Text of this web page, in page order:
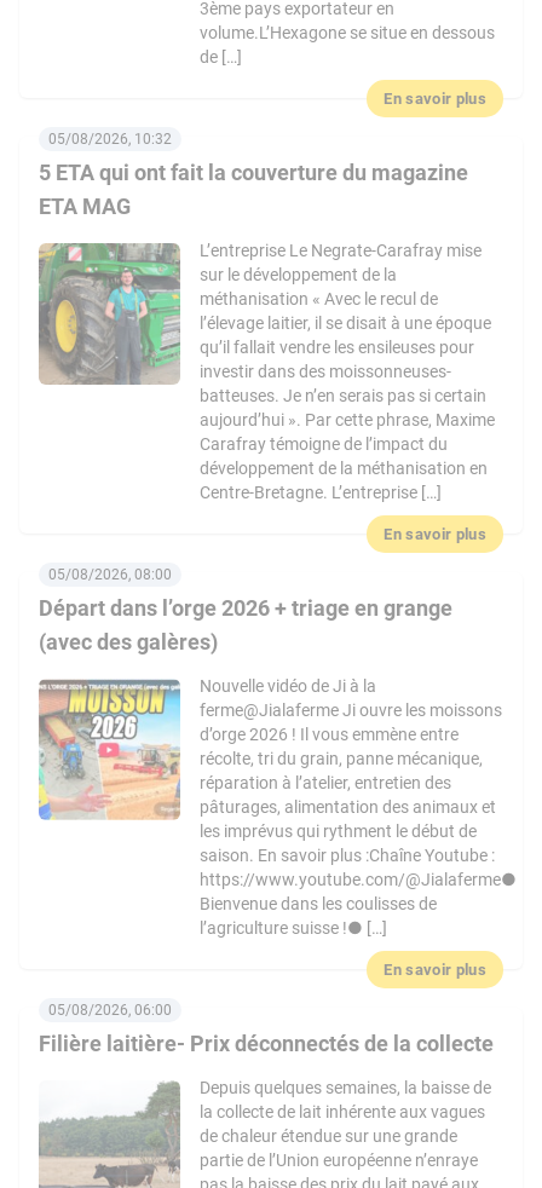
3ème pays exportateur en
volume.L’Hexagone se situe en dessous
de […]
En savoir plus
5 ETA qui ont fait la couverture du magazine
ETA MAG
05/08/2026, 10:32
L’entreprise Le Negrate-Carafray mise
sur le développement de la
méthanisation « Avec le recul de
l’élevage laitier, il se disait à une époque
qu’il fallait vendre les ensileuses pour
investir dans des moissonneuses-
batteuses. Je n’en serais pas si certain
aujourd’hui ». Par cette phrase, Maxime
Carafray témoigne de l’impact du
développement de la méthanisation en
Centre-Bretagne. L’entreprise […]
En savoir plus
Départ dans l’orge 2026 + triage en grange
(avec des galères)
05/08/2026, 08:00
Nouvelle vidéo de Ji à la
ferme@Jialaferme Ji ouvre les moissons
d’orge 2026 ! Il vous emmène entre
récolte, tri du grain, panne mécanique,
réparation à l’atelier, entretien des
pâturages, alimentation des animaux et
les imprévus qui rythment le début de
saison. En savoir plus :Chaîne Youtube :
https://www.youtube.com/@Jialaferme●
Bienvenue dans les coulisses de
l’agriculture suisse !● […]
En savoir plus
Filière laitière- Prix déconnectés de la collecte
05/08/2026, 06:00
Depuis quelques semaines, la baisse de
la collecte de lait inhérente aux vagues
de chaleur étendue sur une grande
partie de l’Union européenne n’enraye